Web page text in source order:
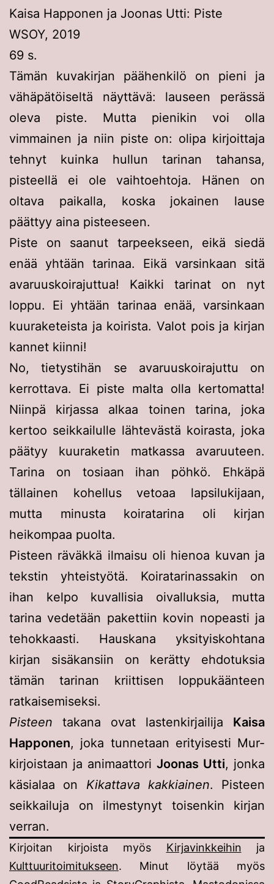
Kaisa Happonen ja Joonas Utti: Piste
WSOY, 2019
69 s.
Tämän kuvakirjan päähenkilö on pieni ja
vähäpätöiseltä näyttävä: lauseen perässä
oleva piste. Mutta pienikin voi olla
vimmainen ja niin piste on: olipa kirjoittaja
tehnyt kuinka hullun tarinan tahansa,
pisteellä ei ole vaihtoehtoja. Hänen on
oltava paikalla, koska jokainen lause
päättyy aina pisteeseen.
Piste on saanut tarpeekseen, eikä siedä
enää yhtään tarinaa. Eikä varsinkaan sitä
avaruuskoirajuttua! Kaikki tarinat on nyt
loppu. Ei yhtään tarinaa enää, varsinkaan
kuuraketeista ja koirista. Valot pois ja kirjan
kannet kiinni!
No, tietystihän se avaruuskoirajuttu on
kerrottava. Ei piste malta olla kertomatta!
Niinpä kirjassa alkaa toinen tarina, joka
kertoo seikkailulle lähtevästä koirasta, joka
päätyy kuuraketin matkassa avaruuteen.
Tarina on tosiaan ihan pöhkö. Ehkäpä
tällainen kohellus vetoaa lapsilukijaan,
mutta minusta koiratarina oli kirjan
heikompaa puolta.
Pisteen räväkkä ilmaisu oli hienoa kuvan ja
tekstin yhteistyötä. Koiratarinassakin on
ihan kelpo kuvallisia oivalluksia, mutta
tarina vedetään pakettiin kovin nopeasti ja
tehokkaasti. Hauskana yksityiskohtana
kirjan sisäkansiin on kerätty ehdotuksia
tämän tarinan kriittisen loppukäänteen
ratkaisemiseksi.
Pisteen takana ovat lastenkirjailija Kaisa
Happonen, joka tunnetaan erityisesti Mur-
kirjoistaan ja animaattori Joonas Utti, jonka
käsialaa on Kikattava kakkiainen. Pisteen
seikkailuja on ilmestynyt toisenkin kirjan
verran.
Kirjoitan kirjoista myös Kirjavinkkeihin ja
Kulttuuritoimitukseen. Minut löytää myös